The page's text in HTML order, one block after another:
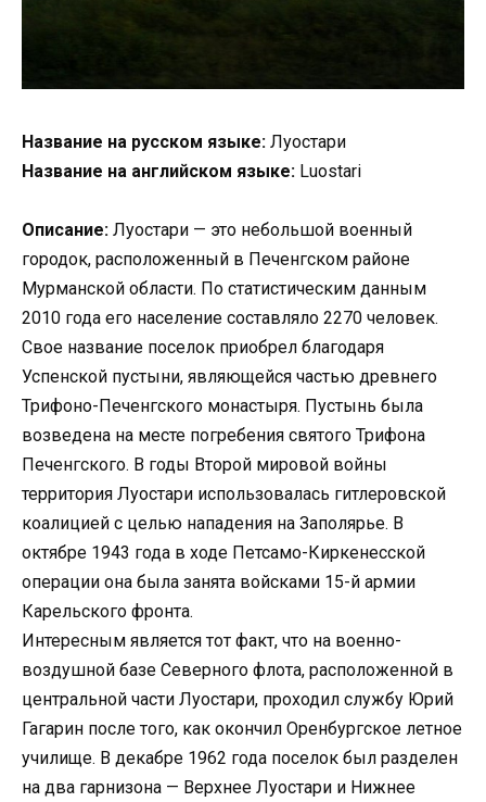
Название на русском языке: Луостари
Название на английском языке: Luostari
Описание: Луостари — это небольшой военный
городок, расположенный в Печенгском районе
Мурманской области. По статистическим данным
2010 года его население составляло 2270 человек.
Свое название поселок приобрел благодаря
Успенской пустыни, являющейся частью древнего
Трифоно-Печенгского монастыря. Пустынь была
возведена на месте погребения святого Трифона
Печенгского. В годы Второй мировой войны
территория Луостари использовалась гитлеровской
коалицией с целью нападения на Заполярье. В
октябре 1943 года в ходе Петсамо-Киркенесской
операции она была занята войсками 15-й армии
Карельского фронта.
Интересным является тот факт, что на военно-
воздушной базе Северного флота, расположенной в
центральной части Луостари, проходил службу Юрий
Гагарин после того, как окончил Оренбургское летное
училище. В декабре 1962 года поселок был разделен
на два гарнизона — Верхнее Луостари и Нижнее